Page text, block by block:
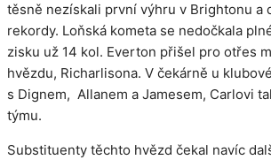
těsně nezískali první výhru v Brightonu a
rekordy. Loňská kometa se nedočkala
zisku už 14 kol. Everton přišel pro otřes
hvězdu, Richarlisona. V čekárně u
s Dignem, Allanem a Jamesem, Carlovi
týmu.
Substituenty těchto hvězd čekal navíc